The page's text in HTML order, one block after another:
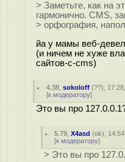
> Заметьте, как на
гармонично. CMS,
> орфография,
йа у мамы веб-
(и ничем не хуже
сайтов-с-cms)
4.38 ,sokoloff (??),
[к модератору]
Это вы про
5.79 ,X4asd (ok),
[к модератору]
> Это вы про